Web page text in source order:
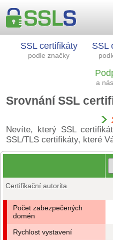
SSL certifikáty
podle značky
SSL
a
Srovnání SSL
Nevíte, který SSL
SSL/TLS certifikáty, které
Certifikační autorita
Počet zabezpečených
domén
Rychlost vystavení